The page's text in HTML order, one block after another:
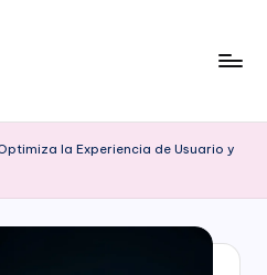
la Experiencia de Usuario y